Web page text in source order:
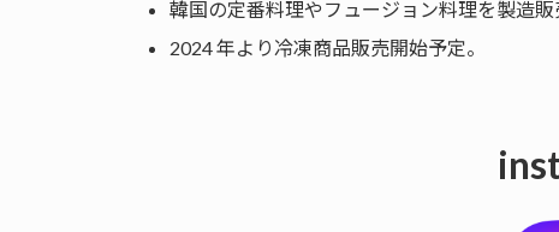
韓国の定番料理やフュージョン料理を製造販
2024 年より冷凍商品販売開始予定。